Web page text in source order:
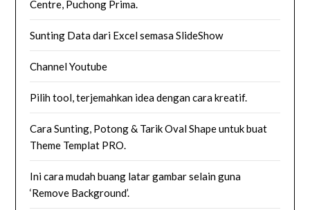
Centre, Puchong Prima.
Sunting Data dari Excel semasa SlideShow
Channel Youtube
Pilih tool, terjemahkan idea dengan cara kreatif.
Cara Sunting, Potong & Tarik Oval Shape untuk buat
Theme Templat PRO.
Ini cara mudah buang latar gambar selain guna
‘Remove Background’.